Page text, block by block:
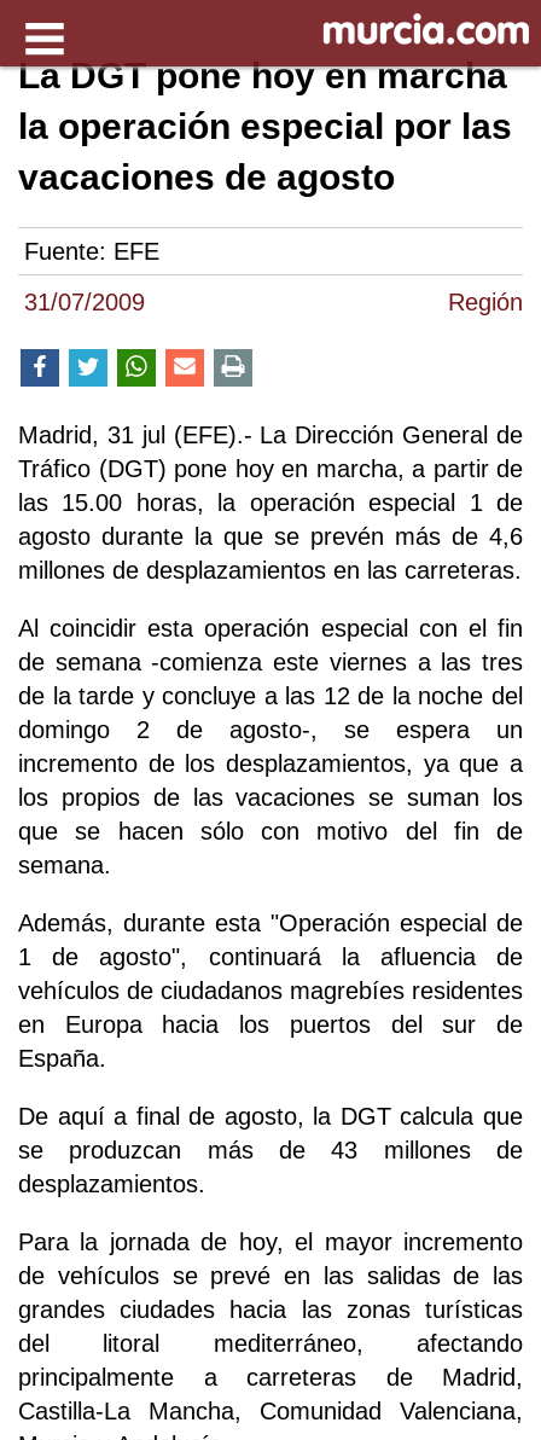
31/07/2009 Región
La DGT pone hoy en marcha
la operación especial por las
vacaciones de agosto
Fuente: EFE
Madrid, 31 jul (EFE).- La Dirección General de
Tráfico (DGT) pone hoy en marcha, a partir de
las 15.00 horas, la operación especial 1 de
agosto durante la que se prevén más de 4,6
millones de desplazamientos en las carreteras.
Al coincidir esta operación especial con el fin
de semana -comienza este viernes a las tres
de la tarde y concluye a las 12 de la noche del
domingo 2 de agosto-, se espera un
incremento de los desplazamientos, ya que a
los propios de las vacaciones se suman los
que se hacen sólo con motivo del fin de
semana.
Además, durante esta "Operación especial de
1 de agosto", continuará la afluencia de
vehículos de ciudadanos magrebíes residentes
en Europa hacia los puertos del sur de
España.
De aquí a final de agosto, la DGT calcula que
se produzcan más de 43 millones de
desplazamientos.
Para la jornada de hoy, el mayor incremento
de vehículos se prevé en las salidas de las
grandes ciudades hacia las zonas turísticas
del litoral mediterráneo, afectando
principalmente a carreteras de Madrid,
Castilla-La Mancha, Comunidad Valenciana,